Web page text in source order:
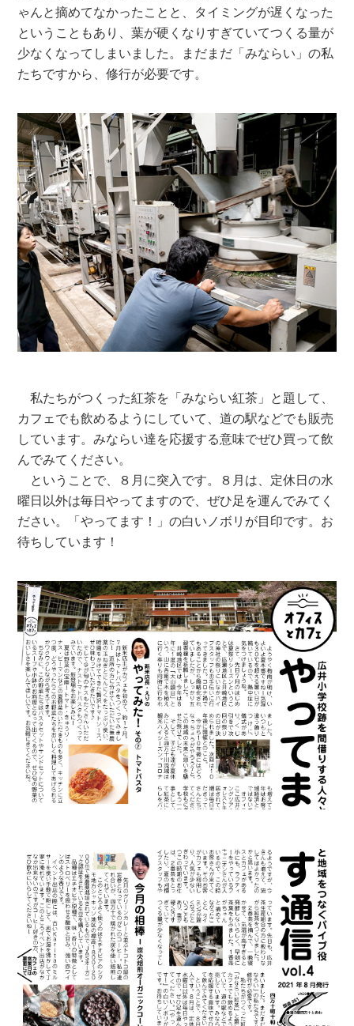
ゃんと摘めてなかったことと、タイミングが遅くなった
ということもあり、葉が硬くなりすぎていてつくる量が
少なくなってしまいました。まだまだ「みならい」の私
たちですから、修行が必要です。
私たちがつくった紅茶を「みならい紅茶」と題して、
カフェでも飲めるようにしていて、道の駅などでも販売
しています。みならい達を応援する意味でぜひ買って飲
んでみてください。
ということで、８月に突入です。８月は、定休日の水
曜日以外は毎日やってますので、ぜひ足を運んでみてく
ださい。「やってます！」の白いノボリが目印です。お
待ちしています！